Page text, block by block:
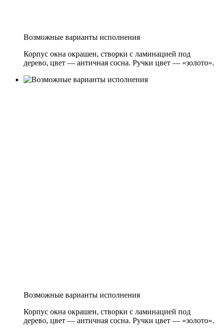
Возможные варианты исполнения
Корпус окна окрашен, створки с ламинацией под
дерево, цвет — античная сосна. Ручки цвет — «золото».
Возможные варианты исполнения
Корпус окна окрашен, створки с ламинацией под
дерево, цвет — античная сосна. Ручки цвет — «золото».